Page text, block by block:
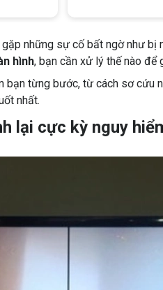
những sự cố bất ngờ như bị
hình, bạn cần xử lý thế nào để
bạn từng bước, từ cách sơ cứu
nhất.
lại cực kỳ nguy